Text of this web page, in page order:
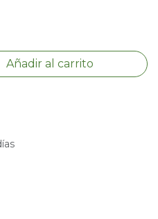
Añadir al carrito